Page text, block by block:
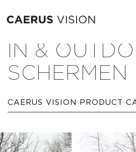
Overslaan
naar
IN &
SCHERMEN
CAERUS VISION PRODUCT